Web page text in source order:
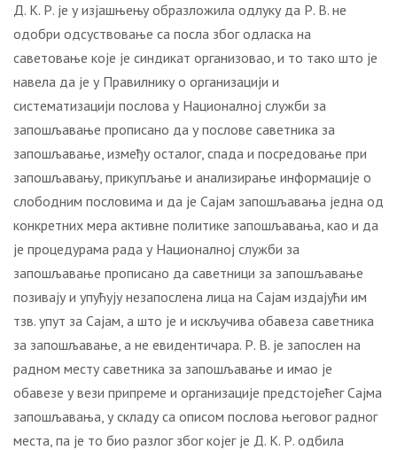
Д. К. Р. је у изјашњењу образложила одлуку да Р. В. не
одобри одсуствовање са посла због одласка на
саветовање које је синдикат организовао, и то тако што је
навела да је у Правилнику о организацији и
систематизацији послова у Националној служби за
запошљавање прописано да у послове саветника за
запошљавање, између осталог, спада и посредовање при
запошљавању, прикупљање и анализирање информације о
слободним пословима и да је Сајам запошљавања једна од
конкретних мера активне политике запошљавања, као и да
је процедурама рада у Националној служби за
запошљавање прописано да саветници за запошљавање
позивају и упућују незапослена лица на Сајам издајући им
тзв. упут за Сајам, а што је и искључива обавеза саветника
за запошљавање, а не евидентичара. Р. В. је запослен на
радном месту саветника за запошљавање и имао је
обавезе у вези припреме и организације предстојећег Сајма
запошљавања, у складу са описом послова његовог радног
места, па је то био разлог због којег је Д. К. Р. одбила